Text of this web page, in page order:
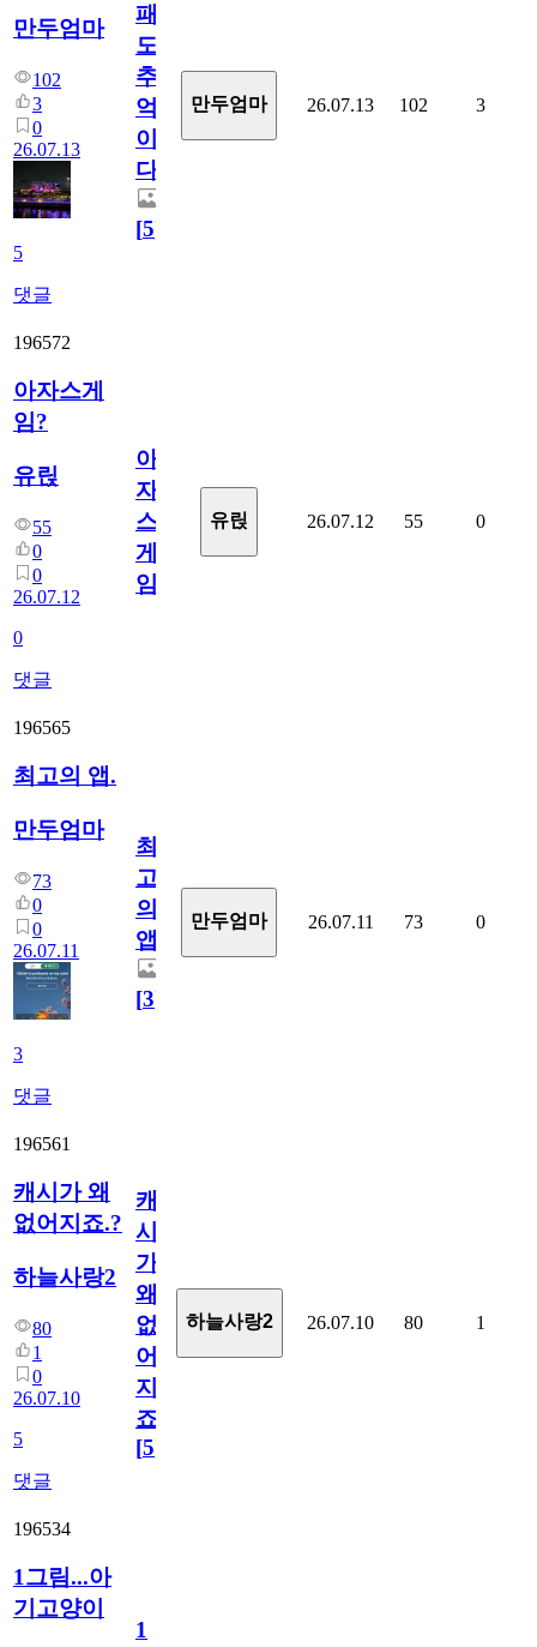
만두엄마
102
3
0
26.07.13
5
댓글
패
도
추
억
이
다.
[5]
만두엄마 26.07.13 102 3
196572
아자스게
임?
유릱
55
0
0
26.07.12
0
댓글
아
자
스
게
임?
유릱 26.07.12 55 0
196565
최고의 앱.
만두엄마
73
0
0
26.07.11
3
댓글
최
고
의
앱.
[3]
만두엄마 26.07.11 73 0
196561
캐시가 왜
없어지죠.?
하늘사랑2
80
1
0
26.07.10
5
댓글
캐
시
가
왜
없
어
지
죠.?
[5]
하늘사랑2 26.07.10 80 1
196534
1그림...아
기고양이
1